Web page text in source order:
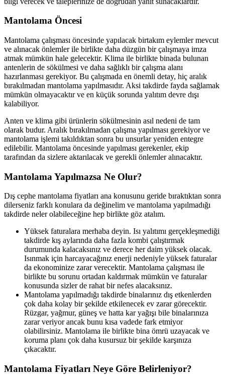
Mantolama Öncesi
Mantolama çalışması öncesinde yapılacak birtakım eylemler mevcut
ve alınacak önlemler ile birlikte daha düzgün bir çalışmaya imza
atmak mümkün hale gelecektir. Klima ile birlikte binada bulunan
antenlerin de sökülmesi ve daha sağlıklı bir çalışma alanı
hazırlanması gerekiyor. Bu çalışmada en önemli detay, hiç aralık
bırakılmadan mantolama yapılmasıdır. Aksi takdirde fayda sağlamak
mümkün olmayacaktır ve en küçük sorunda yalıtım devre dışı
kalabiliyor.
Anten ve klima gibi ürünlerin sökülmesinin asıl nedeni de tam
olarak budur. Aralık bırakılmadan çalışma yapılması gerekiyor ve
mantolama işlemi takıldıktan sonra bu unsurlar yeniden entegre
edilebilir. Mantolama öncesinde yapılması gerekenler, ekip
tarafından da sizlere aktarılacak ve gerekli önlemler alınacaktır.
Mantolama Yapılmazsa Ne Olur?
Dış cephe mantolama fiyatları ana konusunu geride bıraktıktan sonra
dilerseniz farklı konulara da değinelim ve mantolama yapılmadığı
takdirde neler olabileceğine hep birlikte göz atalım.
Yüksek faturalara merhaba deyin. Isı yalıtımı gerçekleşmediği
takdirde kış aylarında daha fazla kombi çalıştırmak
durumunda kalacaksınız ve derece her daim yüksek olacak.
Isınmak için harcayacağınız enerji nedeniyle yüksek faturalar
da ekonominize zarar verecektir. Mantolama çalışması ile
birlikte bu sorunu ortadan kaldırmak mümkün ve faturalar
konusunda sizler de rahat bir nefes alacaksınız.
Mantolama yapılmadığı takdirde binalarınız dış etkenlerden
çok daha kolay bir şekilde etkilenecek ev zarar görecektir.
Rüzgar, yağmur, güneş ve hatta kar yağışı bile binalarınıza
zarar veriyor ancak bunu kısa vadede fark etmiyor
olabilirsiniz. Mantolama ile birlikte bina ömrü uzayacak ve
koruma planı çok daha kusursuz bir şekilde karşınıza
çıkacaktır.
Mantolama Fiyatları Neye Göre Belirleniyor?